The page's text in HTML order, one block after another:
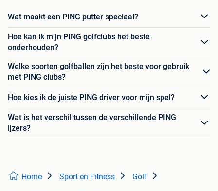
Wat maakt een PING putter speciaal?
Hoe kan ik mijn PING golfclubs het beste
onderhouden?
Welke soorten golfballen zijn het beste voor gebruik
met PING clubs?
Hoe kies ik de juiste PING driver voor mijn spel?
Wat is het verschil tussen de verschillende PING
ijzers?
Home Sport en Fitness Golf